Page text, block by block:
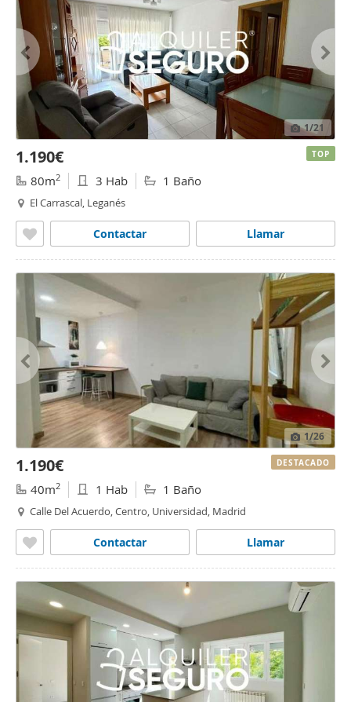
1/21
1.190€
80m2 3 Hab 1 Baño
El Carrascal, Leganés
Llamar
Contactar
TOP
1/26
1.190€
40m2 1 Hab 1 Baño
Calle Del Acuerdo, Centro, Universidad, Madrid
Llamar
Contactar
DESTACADO